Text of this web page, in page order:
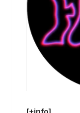
[+info]